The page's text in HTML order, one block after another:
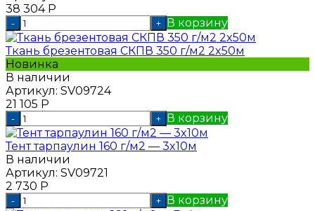
38 304 Р
- + В корзину
Ткань брезентовая СКПВ 350 г/м2 2x50м
Новинка
В наличии
Артикул: SV09724
21 105 Р
- + В корзину
Тент тарпаулин 160 г/м2 — 3x10м
В наличии
Артикул: SV09721
2 730 Р
- + В корзину